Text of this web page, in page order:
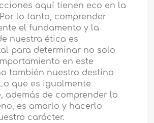
aquí tienen eco en la
lo tanto, comprender
el fundamento y la
nuestra ética es
para determinar no solo
en este
también nuestro destino
que es igualmente
además de comprender lo
es amarlo y hacerlo
carácter.